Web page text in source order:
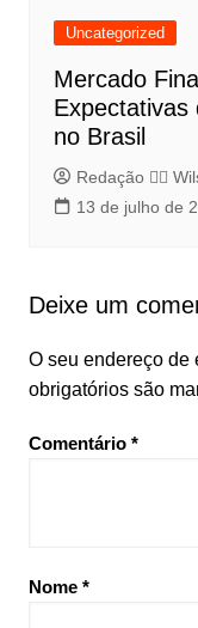
Uncategorized
Mercado
Expectativas
no Brasil
Redação 👨‍⚖️​
13 de julho de
Deixe um
O seu endereço de
obrigatórios são
Comentário *
Nome *